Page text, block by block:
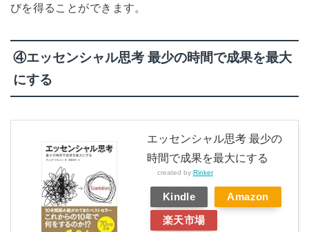
びを得ることができます。
④エッセンシャル思考 最少の時間で成果を最大
にする
エッセンシャル思考 最少の
時間で成果を最大にする
created by Rinker
Kindle Amazon
楽天市場